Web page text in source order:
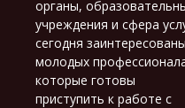
органы,
учреждения и сфера
сегодня
молодых
которые готовы
приступить к работе с